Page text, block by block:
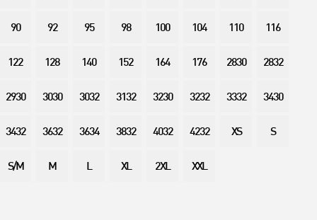
90 92 95 98 100 104 110 116
122 128 140 152 164 176 2830 2832
2930 3030 3032 3132 3230 3232 3332 3430
3432 3632 3634 3832 4032 4232 XS S
S/M M L XL 2XL XXL